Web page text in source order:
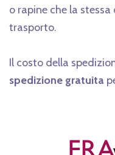
o rapine che la
trasporto.
Il costo della
spedizione gratuita